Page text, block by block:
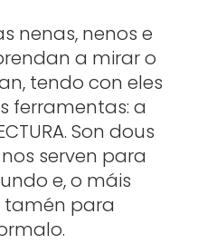
nenas, nenos e
a mirar o
tendo con eles
ferramentas: a
Son dous
serven para
e, o máis
para